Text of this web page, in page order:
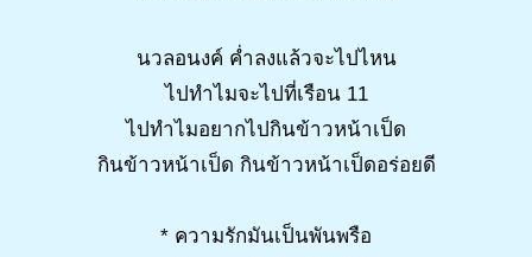
นวลอนงค์ ค่ำลงแล้วจะไปไหน
ไปทำไมจะไปที่เรือน 11
ไปทำไมอยากไปกินข้าวหน้าเป็ด
กินข้าวหน้าเป็ด กินข้าวหน้าเป็ดอร่อยดี
* ความรักมันเป็นพันพรือ